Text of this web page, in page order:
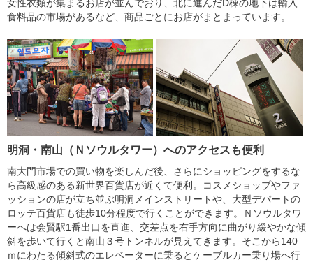
女性衣類が集まるお店が並んでおり、北に進んだD棟の地下は輸入
食料品の市場があるなど、商品ごとにお店がまとまっています。
明洞・南山（Ｎソウルタワー）へのアクセスも便利
南大門市場での買い物を楽しんだ後、さらにショッピングをするな
ら高級感のある新世界百貨店が近くて便利。コスメショップやファ
ッションの店が立ち並ぶ明洞メインストリートや、大型デパートの
ロッテ百貨店も徒歩10分程度で行くことができます。Ｎソウルタワ
ーへは会賢駅1番出口を直進、交差点を右手方向に曲がり緩やかな傾
斜を歩いて行くと南山３号トンネルが見えてきます。そこから140
ｍにわたる傾斜式のエレベーターに乗るとケーブルカー乗り場へ行